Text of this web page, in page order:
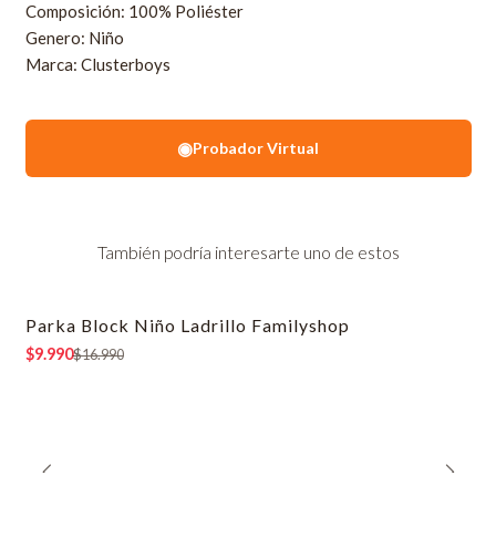
Composición: 100% Poliéster
Genero: Niño
Marca: Clusterboys
◉Probador Virtual
También podría interesarte uno de estos
-41% OFF
Parka Block Niño Ladrillo Familyshop
$9.990$16.990